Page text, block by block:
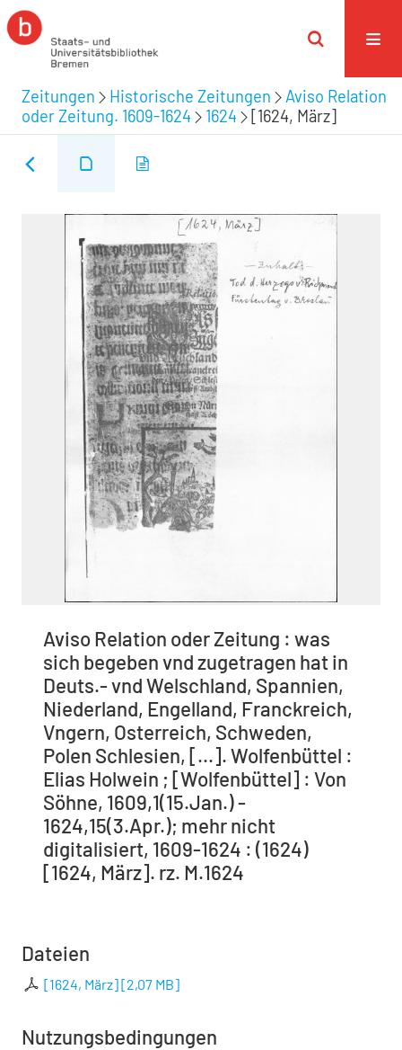
Zeitungen Historische Zeitungen
Aviso Relation
oder Zeitung. 1609-1624
1624 [1624, März]
Aviso Relation oder Zeitung : was
sich begeben vnd zugetragen hat in
Deuts.- vnd Welschland, Spannien,
Niederland, Engelland, Franckreich,
Vngern, Osterreich, Schweden,
Polen Schlesien, [...]. Wolfenbüttel :
Elias Holwein ; [Wolfenbüttel] : Von
Söhne, 1609,1(15.Jan.) -
1624,15(3.Apr.); mehr nicht
digitalisiert, 1609-1624 : (1624)
[1624, März]. rz. M.1624
Dateien
[1624, März][2,07 MB]
Nutzungsbedingungen